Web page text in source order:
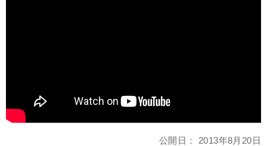
公開日： 2013年8月20日